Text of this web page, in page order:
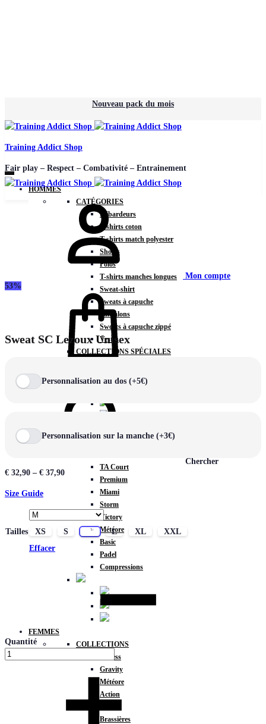
Nouveau pack du mois
Training Addict Shop
Fair play – Respect – Combativité – Entrainement
HOMMES
CATÉGORIES
Débardeurs
T-shirts coton
T-shirts match polyester
Shorts
Polos
T-shirts manches longues
Sweat-shirt
Sweats à capuche
Pantalons
Sweats à capuche zippé
Vestes
COLLECTIONS SPÉCIALES
TA Court
Premium
Miami
Storm
Victory
Météore
Basic
Padel
Compressions
FEMMES
COLLECTIONS
Fitness
Gravity
Météore
Action
Brassières
Mon compte
Chercher
53%
Sweat SC Lezoux Unisex
Personnalisation au dos (+5€)
Personnalisation sur la manche (+3€)
€ 32,90 – € 37,90
Size Guide
Tailles XS S M L XL
XXL
Effacer
Quantité